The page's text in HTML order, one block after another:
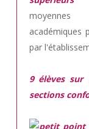
moyennes
académiques
par
9 élèves sur
sections